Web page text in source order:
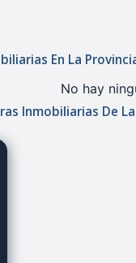
En La
No hay
Inmobiliarias De